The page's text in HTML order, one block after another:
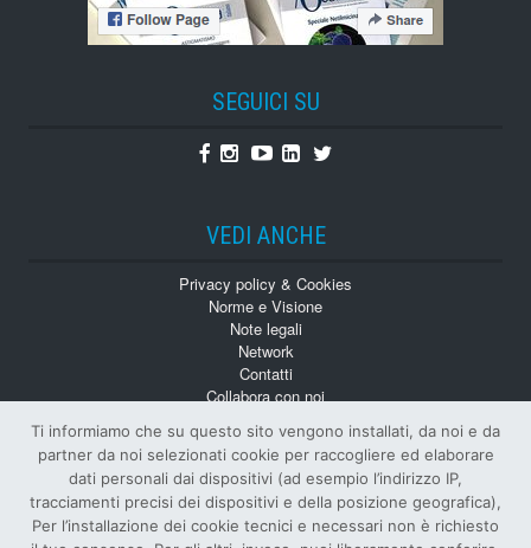
SEGUICI SU
Facebook
Instagram
YoutubeLinkedin
Twitter
VEDI ANCHE
Privacy policy & Cookies
Norme e Visione
Note legali
Network
Contatti
Collabora con noi
Numeri Arretrati
Ti informiamo che su questo sito vengono installati, da noi e da
partner da noi selezionati cookie per raccogliere ed elaborare
dati personali dai dispositivi (ad esempio l’indirizzo IP,
tracciamenti precisi dei dispositivi e della posizione geografica),
Per l’installazione dei cookie tecnici e necessari non è richiesto